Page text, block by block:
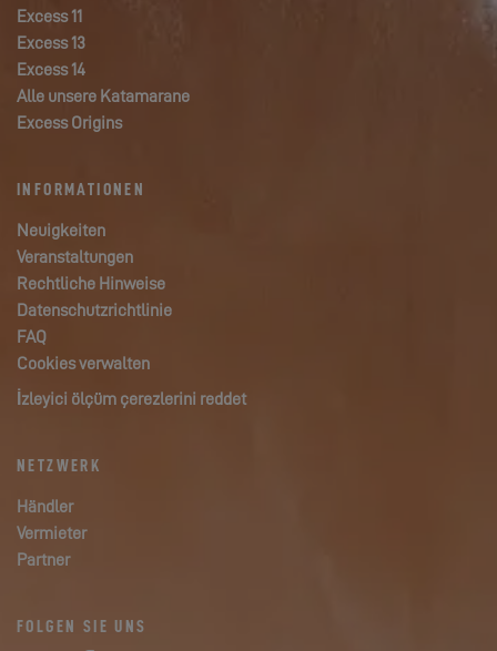
Excess 11
Excess 13
Excess 14
Alle unsere Katamarane
Excess Origins
INFORMATIONEN
Neuigkeiten
Veranstaltungen
Rechtliche Hinweise
Datenschutzrichtlinie
FAQ
Cookies verwalten
İzleyici ölçüm çerezlerini reddet
NETZWERK
Händler
Vermieter
Partner
FOLGEN SIE UNS